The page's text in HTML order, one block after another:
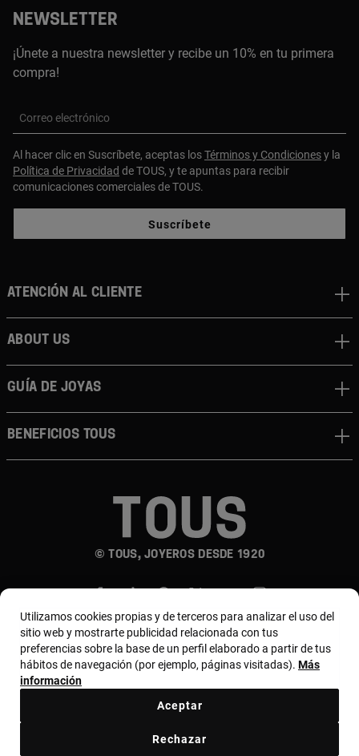
NEWSLETTER
¡Únete a nuestra newsletter y recibe un 10% en tu primera
compra!
Correo electrónico
Al hacer clic en Suscríbete, aceptas losTérminos y Condicionesy la
Política de Privacidad de TOUS, y te apuntas para recibir
comunicaciones comerciales de TOUS.
Suscríbete
© TOUS, JOYEROS DESDE 1920
Atención al cliente
About us
Guía de joyas
Beneficios TOUS
País y moneda: Colombia / Colombian Peso
Utilizamos cookies propias y de terceros para analizar el uso del
sitio web y mostrarte publicidad relacionada con tus
preferencias sobre la base de un perfil elaborado a partir de tus
hábitos de navegación (por ejemplo, páginas visitadas). Más
información
Rechazar
Aceptar